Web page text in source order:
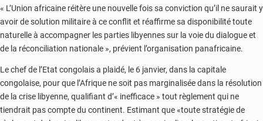
« L’Union africaine réitère une nouvelle fois sa conviction qu’il ne saurait y
avoir de solution militaire à ce conflit et réaffirme sa disponibilité toute
naturelle à accompagner les parties libyennes sur la voie du dialogue et
de la réconciliation nationale », prévient l’organisation panafricaine.
Le chef de l’Etat congolais a plaidé, le 6 janvier, dans la capitale
congolaise, pour que l’Afrique ne soit pas marginalisée dans la résolution
de la crise libyenne, qualifiant d’« inefficace » tout règlement qui ne
tiendrait pas compte du continent. Estimant que «toute stratégie de